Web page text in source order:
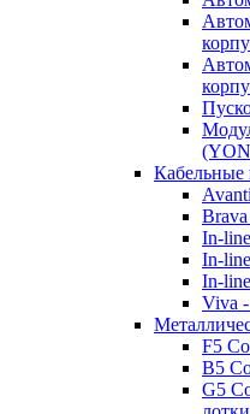
Кабельные
In-
In-
In-
Viva -
F5
B5
G5